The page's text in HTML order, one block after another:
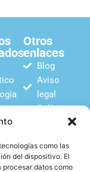
como las
del dispositivo. El
datos como
Otros
enlaces
Blog
Aviso
legal
Política
Política
de